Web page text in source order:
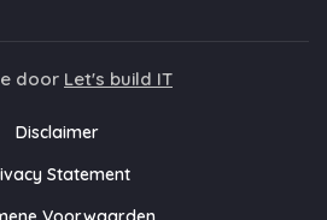
door Let's build IT
Disclaimer
Statement